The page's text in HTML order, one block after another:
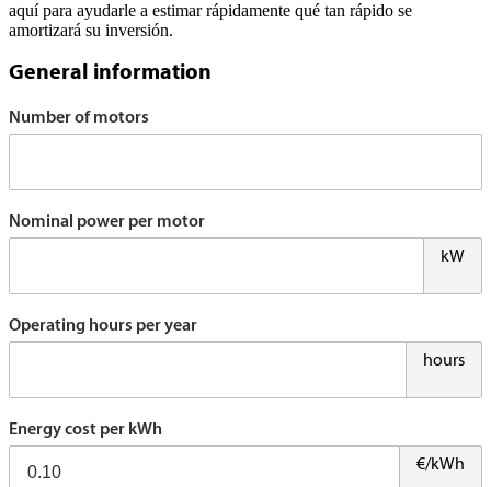
aquí para ayudarle a estimar rápidamente qué tan rápido se
amortizará su inversión.
General information
Number of motors
Nominal power per motor
kW
Operating hours per year
hours
Energy cost per kWh
€/kWh